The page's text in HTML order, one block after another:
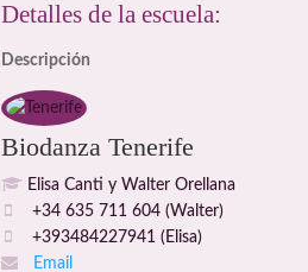
Detalles de la escuela:
Descripción
Biodanza Tenerife
Elisa Canti y Walter Orellana
+34 635 711 604 (Walter)
+393484227941 (Elisa)
Email